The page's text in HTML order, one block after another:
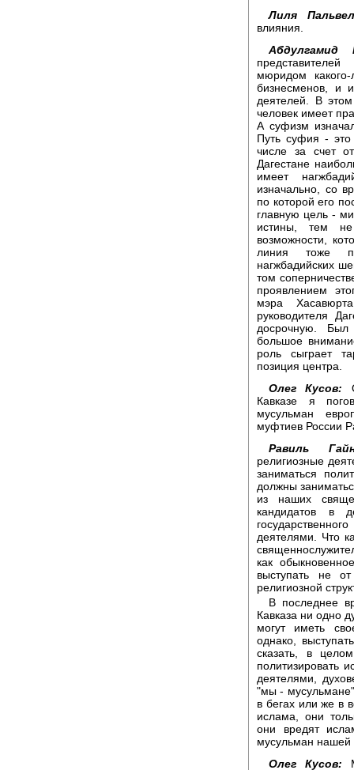
Лиля
влияния.
Абдулгамид
мюридом
бизнесменов, и
деятелей. В
человек имеет
А суфизм
Путь суфия -
числе за счет
Дагестане
имеет
изначально, со
по которой его
главную цель -
истины, тем не
возможности,
линия тоже
нагжбадийских
том
проявлением
мэра
руководителя
досрочную. Был
большое
роль сыграет
позиция центра.
Олег Кусов:
Кавказе я
мусульман
муфтиев России
Равиль
религиозные
заниматься
должны
из наших
кандидатов в
деятелями. Что
как
выступать не
религиозной
В последнее
Кавказа ни одно
могут иметь
однако,
сказать, в
политизировать
деятелями,
"мы -
в бегах или же в
ислама, они
они вредят
мусульман нашей
Олег Кусов: